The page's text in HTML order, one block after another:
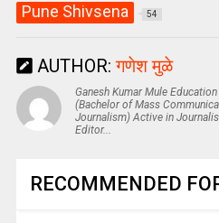
Pune Shivsena 54
AUTHOR:गणेश मुळे
Ganesh Kumar Mule
(Bachelor of Mass
Journalism) Active in
Editor...
RECOMMENDED